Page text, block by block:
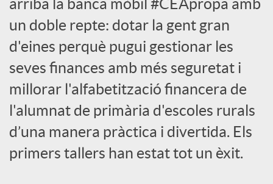
d
o
r
d
arriba la banca mòbil #CEApropa amb
un doble repte: dotar la gent gran
d'eines perquè pugui gestionar les
seves finances amb més seguretat i
millorar l'alfabetització financera de
l'alumnat de primària d'escoles rurals
d’una manera pràctica i divertida. Els
primers tallers han estat tot un èxit.